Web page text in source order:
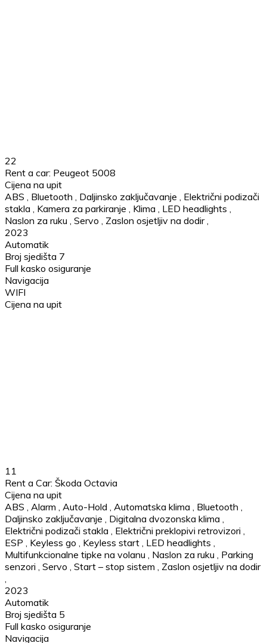
22
Rent a car: Peugeot 5008
Cijena na upit
ABS
Bluetooth Daljinsko zaključavanje
Električni podizači
stakla
Kamera za parkiranje Klima LED headlights
Naslon za ruku Servo Zaslon osjetljiv na dodir
2023
Automatik
Broj sjedišta 7
Full kasko osiguranje
Navigacija
WIFI
Cijena na upit
11
Rent a Car: Škoda Octavia
Cijena na upit
ABS , Alarm , Auto-Hold , Automatska klima , Bluetooth ,
Daljinsko zaključavanje , Digitalna dvozonska klima ,
Električni podizači stakla , Električni preklopivi retrovizori ,
ESP , Keyless go , Keyless start , LED headlights ,
Multifunkcionalne tipke na volanu , Naslon za ruku , Parking
senzori , Servo , Start – stop sistem , Zaslon osjetljiv na dodir
,
2023
Automatik
Broj sjedišta 5
Full kasko osiguranje
Navigacija